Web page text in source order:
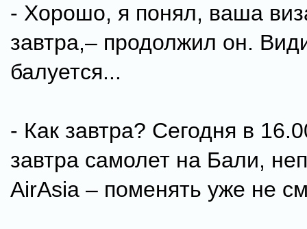
- Хорошо, я понял, ваша
завтра,– продолжил он.
балуется...
- Как завтра? Сегодня в
завтра самолет на Бали,
AirAsia – поменять уже не